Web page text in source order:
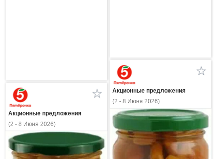
Акционные предложения
(2 - 8 Июня 2026)
Акционные предложения
(2 - 8 Июня 2026)